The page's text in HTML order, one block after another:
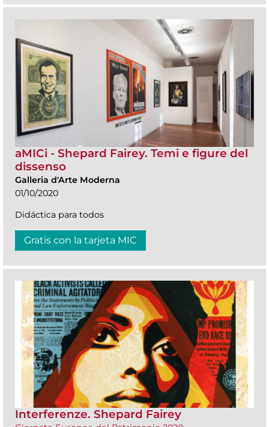
aMICi - Shepard Fairey. Temi e figure del
dissenso
Galleria d'Arte Moderna
01/10/2020
Didáctica para todos
Gratis con la tarjeta MIC
Interferenze. Shepard Fairey